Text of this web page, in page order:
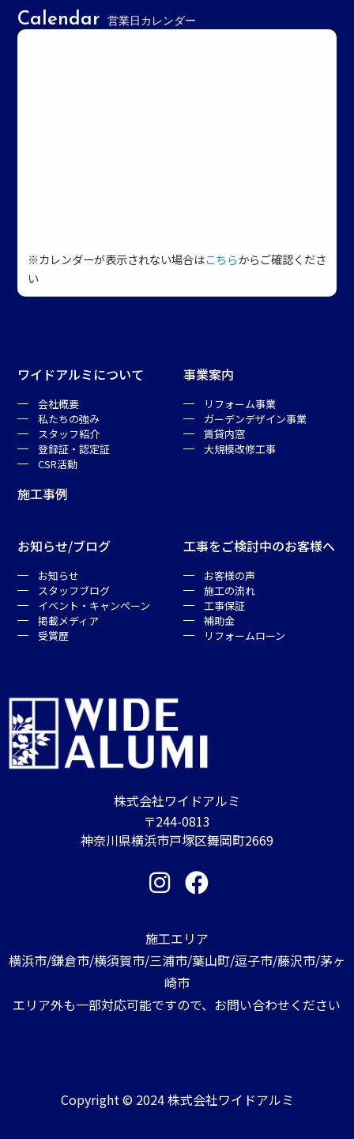
Calendar 営業日カレンダー
※カレンダーが表示されない場合はこちらからご確認くださ
い
ワイドアルミについて
会社概要
私たちの強み
スタッフ紹介
登録証・認定証
CSR活動
施工事例
事業案内
リフォーム事業
ガーデンデザイン事業
賃貸内窓
大規模改修工事
お知らせ/ブログ
お知らせ
スタッフブログ
イベント・キャンペーン
掲載メディア
受賞歴
工事をご検討中のお客様へ
お客様の声
施工の流れ
工事保証
補助金
リフォームローン
株式会社ワイドアルミ
〒244-0813
神奈川県横浜市戸塚区舞岡町2669
施工エリア
横浜市/鎌倉市/横須賀市/三浦市/葉山町/逗子市/藤沢市/茅ヶ
崎市
エリア外も一部対応可能ですので、お問い合わせください
Copyright © 2024 株式会社ワイドアルミ